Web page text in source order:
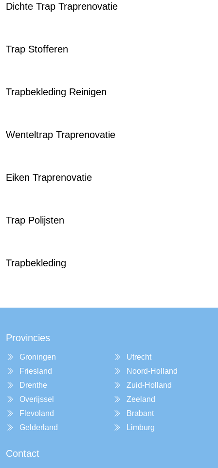
Dichte Trap Traprenovatie
Trap Stofferen
Trapbekleding Reinigen
Wenteltrap Traprenovatie
Eiken Traprenovatie
Trap Polijsten
Trapbekleding
Provincies
Groningen
Friesland
Drenthe
Overijssel
Flevoland
Gelderland
Utrecht
Noord-Holland
Zuid-Holland
Zeeland
Brabant
Limburg
Contact